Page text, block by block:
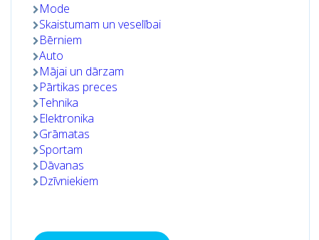
Mode
Skaistumam un veselībai
Bērniem
Auto
Mājai un dārzam
Pārtikas preces
Tehnika
Elektronika
Grāmatas
Sportam
Dāvanas
Dzīvniekiem